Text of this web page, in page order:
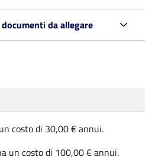
da allegare
costo di 30,00 € annui.
un costo di 100,00 € annui.